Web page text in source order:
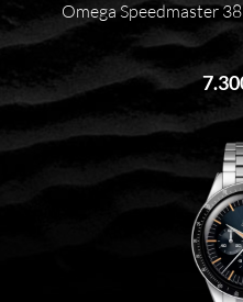
Omega Speedmaster